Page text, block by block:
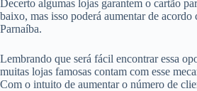
Decerto algumas lojas garantem o cartão
baixo, mas isso poderá aumentar de
Parnaíba.
Lembrando que será fácil encontrar essa
muitas lojas famosas contam com esse
Com o intuito de aumentar o número de